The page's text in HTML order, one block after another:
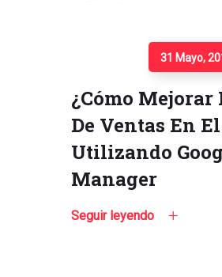
31 Mayo,
¿Cómo Mejorar
De Ventas En
Utilizando
Manager
Seguir leyendo